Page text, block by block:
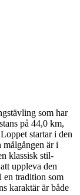
som har
på 44,0 km,
startar i den
är i
klassisk stil-
uppleva den
en tradition som
karaktär är både